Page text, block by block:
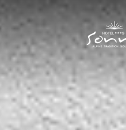
Hotel Sonne
Zimmer & Preise
Zimmer
Preise
Angebote
Inklusivleistungen